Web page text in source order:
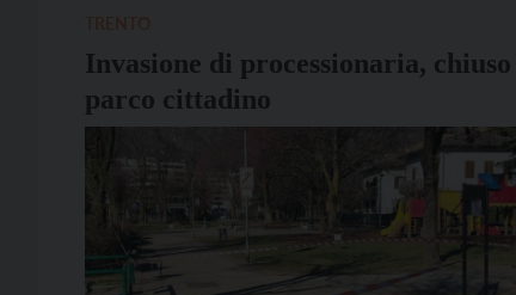
Invasione di processionaria, chiuso
parco cittadino